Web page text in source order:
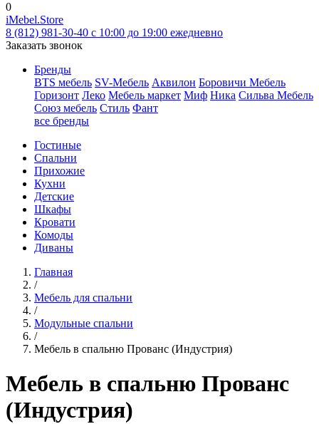
0
iMebel.Store
8 (812) 981-30-40 c 10:00 до 19:00 ежедневно
Заказать звонок
Бренды
BTS мебель SV-Мебель Аквилон Боровичи Мебель
Горизонт Леко Мебель маркет Миф Ника Сильва Мебель
Союз мебель Стиль Фант
все бренды
Гостиные
Спальни
Прихожие
Кухни
Детские
Шкафы
Кровати
Комоды
Диваны
Главная
/
Мебель для спальни
/
Модульные спальни
/
Мебель в спальню Прованс (Индустрия)
Мебель в спальню Прованс
(Индустрия)